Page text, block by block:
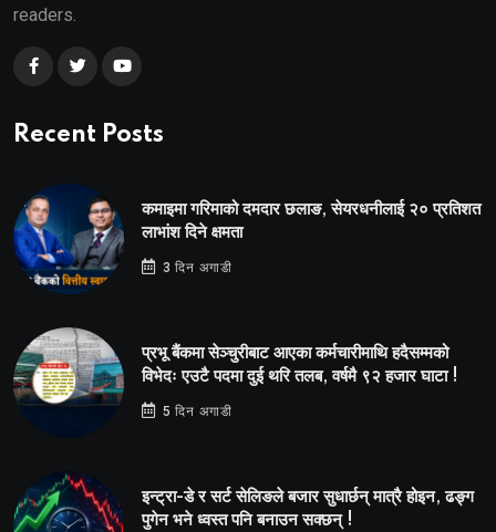
readers.
Recent Posts
कमाइमा गरिमाको दमदार छलाङ, सेयरधनीलाई २० प्रतिशत
लाभांश दिने क्षमता
3 दिन अगाडी
प्रभू बैंकमा सेञ्चुरीबाट आएका कर्मचारीमाथि हदैसम्मको
विभेदः एउटै पदमा दुई थरि तलब, वर्षमै ९२ हजार घाटा !
5 दिन अगाडी
इन्ट्रा-डे र सर्ट सेलिङले बजार सुधार्छन् मात्रै होइन, ढङ्ग
पुगेन भने ध्वस्त पनि बनाउन सक्छन् !